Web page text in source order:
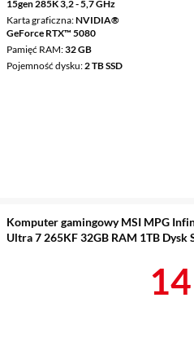
15gen 285K 3,2 - 5,7 GHz
Karta graficzna NVIDIA®
GeForce RTX™ 5080
Pamięć RAM 32 GB
Pojemność dysku 2 TB SSD
Komputer gamingowy MSI MPG
Ultra 7 265KF 32GB RAM 1TB Dysk